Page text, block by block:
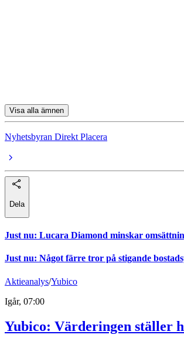
Visa alla ämnen
Nyhetsbyran Direkt Placera
Dela
Just nu: Lucara Diamond minskar
Just nu: Något färre tror på stigande
Aktieanalys/Yubico
Igår, 07:00
Yubico: Värderingen ställer